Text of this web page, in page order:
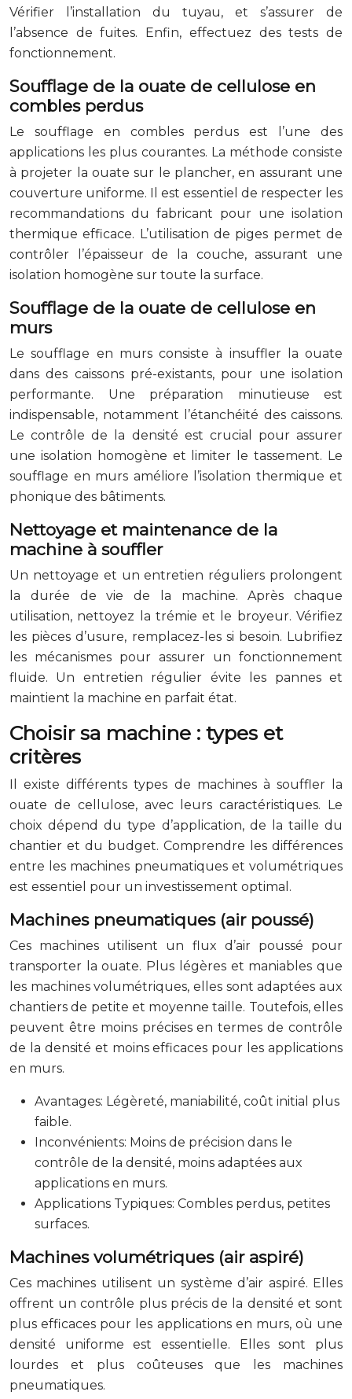
Vérifier l’installation du tuyau, et s’assurer de
l’absence de fuites. Enfin, effectuez des tests de
fonctionnement.
Soufflage de la ouate de cellulose en
combles perdus
Le soufflage en combles perdus est l’une des
applications les plus courantes. La méthode consiste
à projeter la ouate sur le plancher, en assurant une
couverture uniforme. Il est essentiel de respecter les
recommandations du fabricant pour une isolation
thermique efficace. L’utilisation de piges permet de
contrôler l’épaisseur de la couche, assurant une
isolation homogène sur toute la surface.
Soufflage de la ouate de cellulose en
murs
Le soufflage en murs consiste à insuffler la ouate
dans des caissons pré-existants, pour une isolation
performante. Une préparation minutieuse est
indispensable, notamment l’étanchéité des caissons.
Le contrôle de la densité est crucial pour assurer
une isolation homogène et limiter le tassement. Le
soufflage en murs améliore l’isolation thermique et
phonique des bâtiments.
Nettoyage et maintenance de la
machine à souffler
Un nettoyage et un entretien réguliers prolongent
la durée de vie de la machine. Après chaque
utilisation, nettoyez la trémie et le broyeur. Vérifiez
les pièces d’usure, remplacez-les si besoin. Lubrifiez
les mécanismes pour assurer un fonctionnement
fluide. Un entretien régulier évite les pannes et
maintient la machine en parfait état.
Choisir sa machine : types et
critères
Il existe différents types de machines à souffler la
ouate de cellulose, avec leurs caractéristiques. Le
choix dépend du type d’application, de la taille du
chantier et du budget. Comprendre les différences
entre les machines pneumatiques et volumétriques
est essentiel pour un investissement optimal.
Machines pneumatiques (air poussé)
Ces machines utilisent un flux d’air poussé pour
transporter la ouate. Plus légères et maniables que
les machines volumétriques, elles sont adaptées aux
chantiers de petite et moyenne taille. Toutefois, elles
peuvent être moins précises en termes de contrôle
de la densité et moins efficaces pour les applications
en murs.
Avantages: Légèreté, maniabilité, coût initial plus
faible.
Inconvénients: Moins de précision dans le
contrôle de la densité, moins adaptées aux
applications en murs.
Applications Typiques: Combles perdus, petites
surfaces.
Machines volumétriques (air aspiré)
Ces machines utilisent un système d’air aspiré. Elles
offrent un contrôle plus précis de la densité et sont
plus efficaces pour les applications en murs, où une
densité uniforme est essentielle. Elles sont plus
lourdes et plus coûteuses que les machines
pneumatiques.